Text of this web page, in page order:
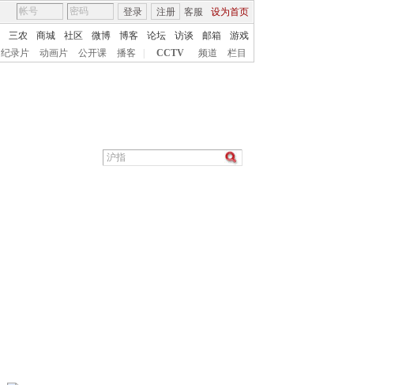
客服 设为首页
登录 注册
三农 商城 社区 微博 博客 论坛 访谈 邮箱
游戏
纪录片 动画片 公开课 播客 CCTV 频道 栏目